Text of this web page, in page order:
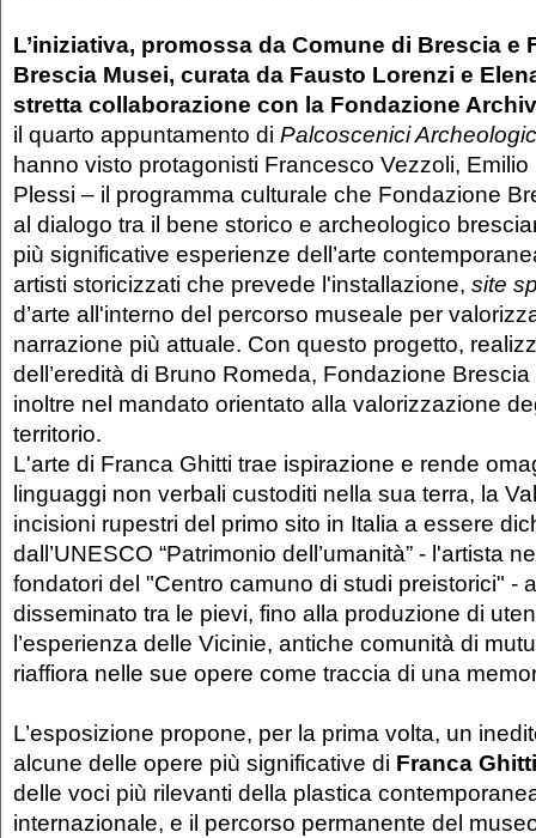
L’iniziativa, promossa da Comune di Brescia e
Brescia Musei, curata da Fausto Lorenzi e
stretta collaborazione con la Fondazione
il quarto appuntamento di Palcoscenici
hanno visto protagonisti Francesco Vezzoli,
Plessi – il programma culturale che Fondazione
al dialogo tra il bene storico e archeologico
più significative esperienze dell’arte
artisti storicizzati che prevede l'installazione, site
d’arte all'interno del percorso museale per
narrazione più attuale. Con questo progetto,
dell’eredità di Bruno Romeda, Fondazione
inoltre nel mandato orientato alla valorizzazione
territorio.
L'arte di Franca Ghitti trae ispirazione e rende
linguaggi non verbali custoditi nella sua terra, la
incisioni rupestri del primo sito in Italia a essere
dall’UNESCO “Patrimonio dell’umanità” - l'artista
fondatori del "Centro camuno di studi preistorici" -
disseminato tra le pievi, fino alla produzione di
l’esperienza delle Vicinie, antiche comunità di
riaffiora nelle sue opere come traccia di una
L’esposizione propone, per la prima volta, un
alcune delle opere più significative di Franca
delle voci più rilevanti della plastica
internazionale, e il percorso permanente del